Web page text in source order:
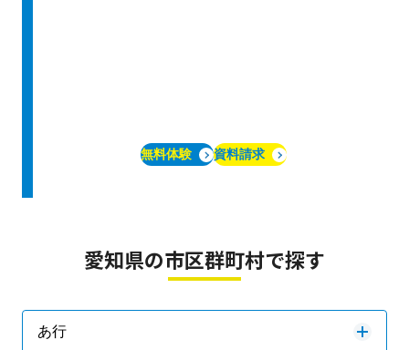
無料体験 資料請求
愛知県の市区群町村で探す
あ行